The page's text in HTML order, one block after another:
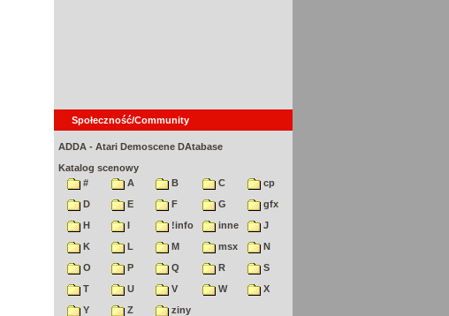
Społeczność/Community
ADDA - Atari Demoscene DAtabase
Katalog scenowy
#
A B C
cp
D
E F G
gfx
H
I !info inne
J
K
L M msx
N
O
P Q R
S
T
U V W
X
Y
Z
ziny